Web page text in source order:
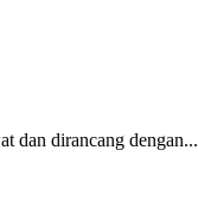
dan dirancang dengan...